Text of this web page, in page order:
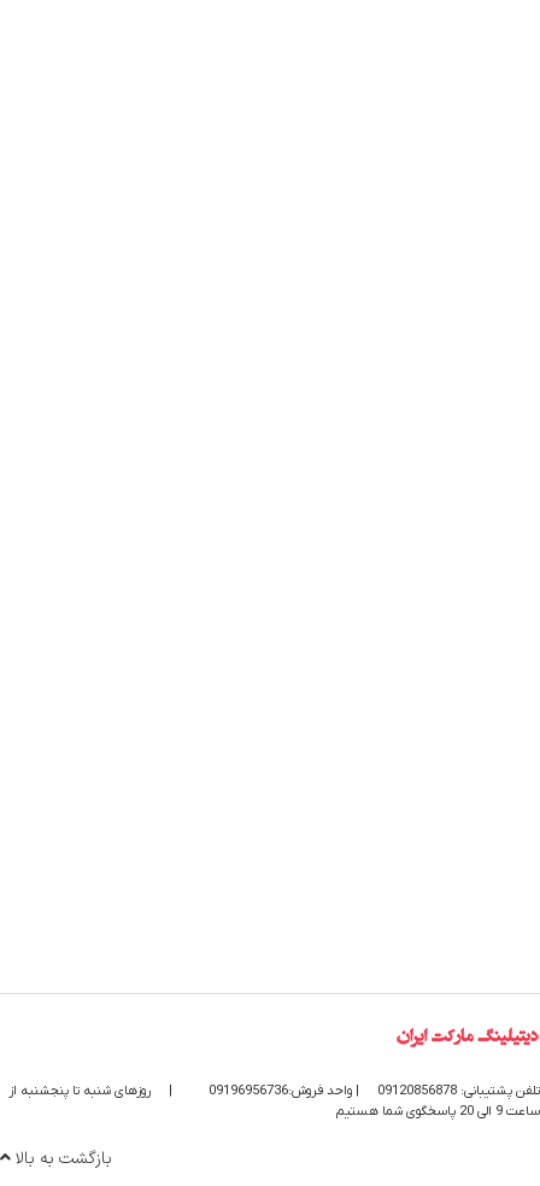
تلفن پشتیبانی: 09120856878 | واحد فروش:09196956736 |
روزهای شنبه تا پنجشنبه از
ساعت 9 الی 20 پاسخگوی شما هستیم
بازگشت به بالا